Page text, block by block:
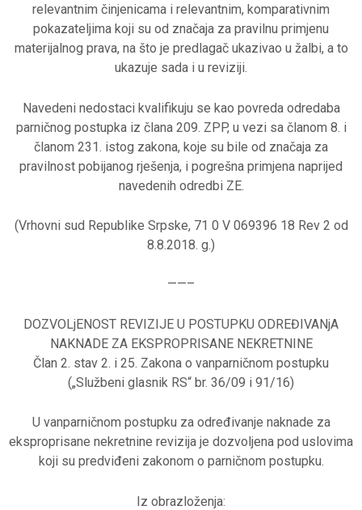
relevantnim činjenicama i relevantnim, komparativnim
pokazateljima koji su od značaja za pravilnu primjenu
materijalnog prava, na što je predlagač ukazivao u žalbi, a to
ukazuje sada i u reviziji.
Navedeni nedostaci kvalifikuju se kao povreda odredaba
parničnog postupka iz člana 209. ZPP, u vezi sa članom 8. i
članom 231. istog zakona, koje su bile od značaja za
pravilnost pobijanog rješenja, i pogrešna primjena naprijed
navedenih odredbi ZE.
(Vrhovni sud Republike Srpske, 71 0 V 069396 18 Rev 2 od
8.8.2018. g.)
——–
DOZVOLjENOST REVIZIJE U POSTUPKU ODREĐIVANjA
NAKNADE ZA EKSPROPRISANE NEKRETNINE
Član 2. stav 2. i 25. Zakona o vanparničnom postupku
(„Službeni glasnik RS“ br. 36/09 i 91/16)
U vanparničnom postupku za određivanje naknade za
eksproprisane nekretnine revizija je dozvoljena pod uslovima
koji su predviđeni zakonom o parničnom postupku.
Iz obrazloženja: